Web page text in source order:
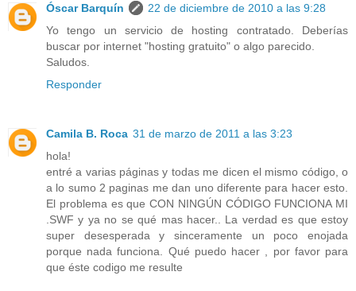
Óscar Barquín
22 de diciembre de 2010 a las 9:28
Yo tengo un servicio de hosting contratado. Deberías
buscar por internet "hosting gratuito" o algo parecido.
Saludos.
Responder
Camila B. Roca 31 de marzo de 2011 a las 3:23
hola!
entré a varias páginas y todas me dicen el mismo código, o
a lo sumo 2 paginas me dan uno diferente para hacer esto.
El problema es que CON NINGÚN CÓDIGO FUNCIONA MI
.SWF y ya no se qué mas hacer.. La verdad es que estoy
super desesperada y sinceramente un poco enojada
porque nada funciona. Qué puedo hacer , por favor para
que éste codigo me resulte